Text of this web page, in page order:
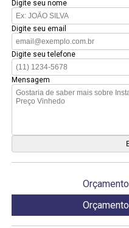
Digite seu nome
Digite seu email
Digite seu telefone
Mensagem